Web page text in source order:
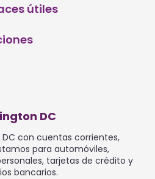
útiles
DC
con cuentas corrientes,
para automóviles,
tarjetas de crédito y
bancarios.